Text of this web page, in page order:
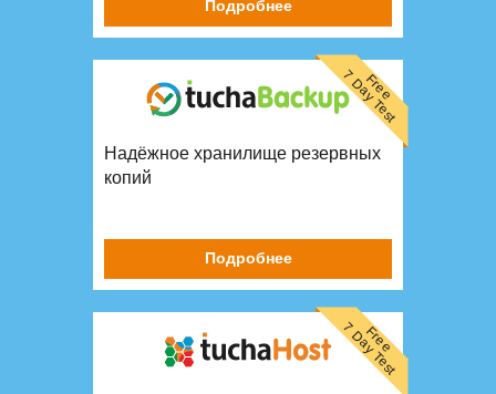
Подробнее
Free
7 Day Test
Надёжное хранилище резервных
копий
Подробнее
Free
7 Day Test